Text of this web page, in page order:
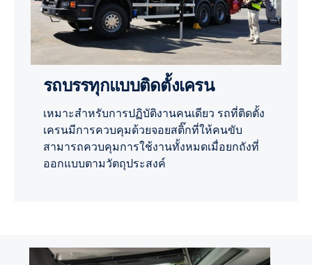
รถบรรทุกแบบติดตั้งเครน
เหมาะสำหรับการปฏิบัติงานคนเดียว รถที่ติดตั้ง
เครนมีการควบคุมด้วยจอยสติ๊กที่ให้คนขับ
สามารถควบคุมการใช้งานทั้งหมดเมื่อยกถังที่
ออกแบบตามวัตถุประสงค์